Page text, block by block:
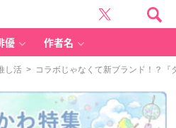
優 作者名
し活 > コラボじゃなくて新ブランド！？『